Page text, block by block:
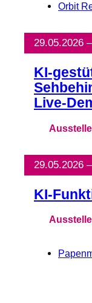
Orbit
29.05.2026
KI-
Live-
29.05.2026
KI-